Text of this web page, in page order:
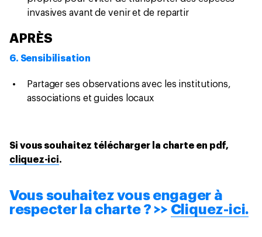
invasives avant de venir et de repartir
APRÈS
6. Sensibilisation
Partager ses observations avec les institutions,
associations et guides locaux
Si vous souhaitez télécharger la charte en pdf,
cliquez-ici.
Vous souhaitez vous engager à
respecter la charte ? >> Cliquez-ici.